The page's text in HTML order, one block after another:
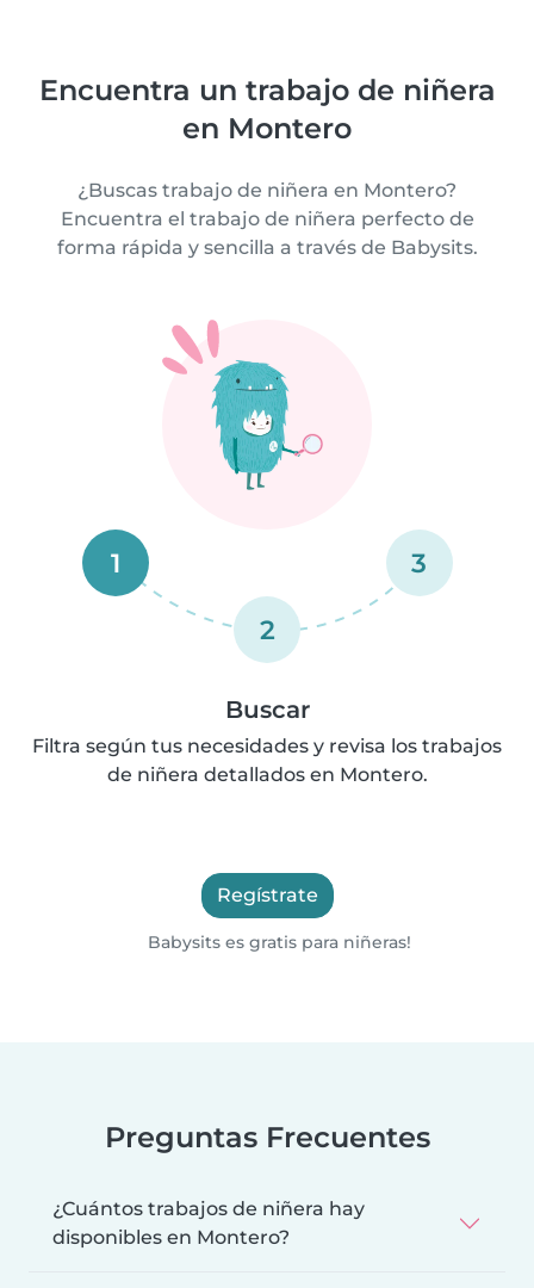
Encuentra un trabajo de niñera
en Montero
¿Buscas trabajo de niñera en Montero?
Encuentra el trabajo de niñera perfecto de
forma rápida y sencilla a través de Babysits.
1
2
3
Buscar
Filtra según tus necesidades y revisa los trabajos
de niñera detallados en Montero.
Regístrate
Babysits es gratis para niñeras!
Preguntas Frecuentes
¿Cuántos trabajos de niñera hay
disponibles en Montero?